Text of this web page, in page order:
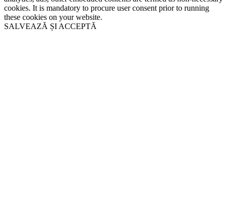
cookies. It is mandatory to procure user consent prior to running
these cookies on your website.
SALVEAZĂ ȘI ACCEPTĂ